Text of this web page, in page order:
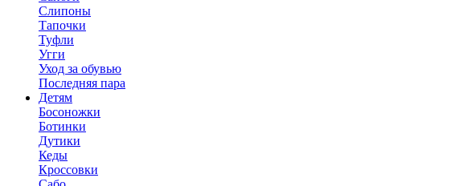
Слипоны
Тапочки
Туфли
Угги
Уход за обувью
Последняя пара
Детям
Босоножки
Ботинки
Дутики
Кеды
Кроссовки